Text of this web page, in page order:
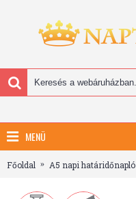
MENÜ
Főoldal A5 napi határidőnapló